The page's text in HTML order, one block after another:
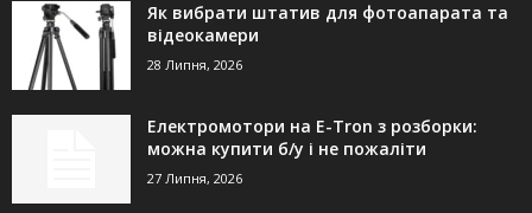
Як вибрати штатив для фотоапарата та
відеокамери
28 Липня, 2026
Електромотори на E-Tron з розборки:
можна купити б/у і не пожаліти
27 Липня, 2026